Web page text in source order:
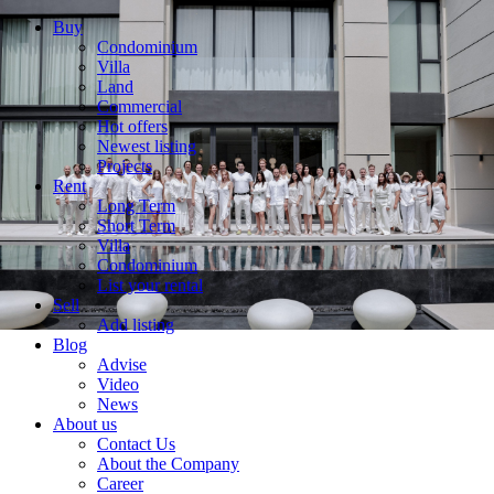
Buy
Condominium
Villa
Land
Commercial
Hot offers
Newest listing
Projects
Rent
Long Term
Short Term
Villa
Condominium
List your rental
Sell
Add listing
Blog
Advise
Video
News
About us
Contact Us
About the Company
Career